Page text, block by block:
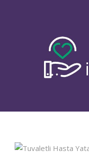
ÜRÜNLER